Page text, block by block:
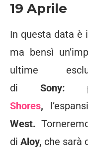
19 Aprile
In questa data è
ma bensì
ultime
di Sony:
Shores,
West.
di Aloy, che sarà